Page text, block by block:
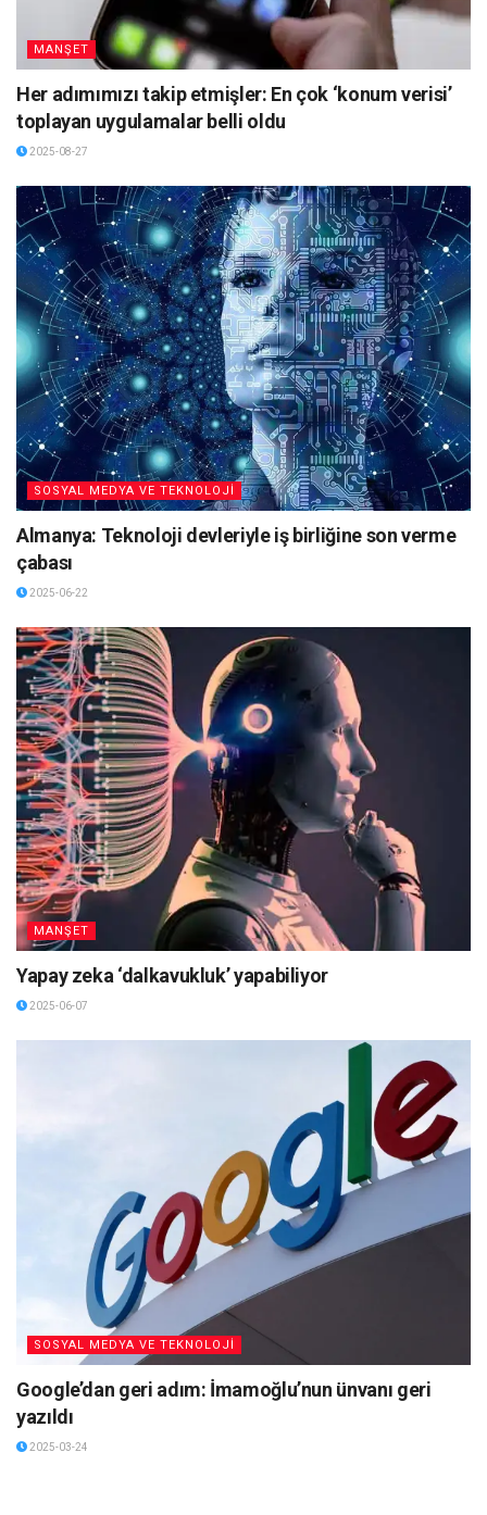
MANŞET
Her adımımızı takip etmişler: En çok ‘konum verisi’
toplayan uygulamalar belli oldu
2025-08-27
SOSYAL MEDYA VE TEKNOLOJİ
Almanya: Teknoloji devleriyle iş birliğine son verme
çabası
2025-06-22
MANŞET
Yapay zeka ‘dalkavukluk’ yapabiliyor
2025-06-07
SOSYAL MEDYA VE TEKNOLOJİ
Google’dan geri adım: İmamoğlu’nun ünvanı geri
yazıldı
2025-03-24